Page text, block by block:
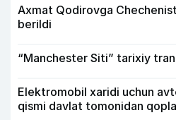
Axmat Qodirovga
berildi
“Manchester Siti” tarixiy
Elektromobil xaridi uchun
qismi davlat tomonidan